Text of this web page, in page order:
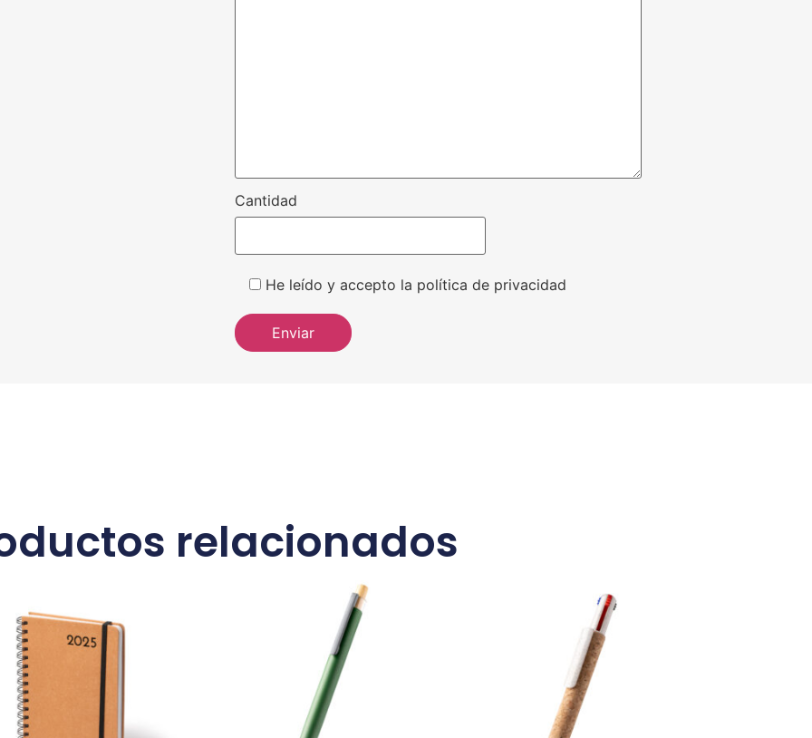
Cantidad
He leído y accepto la política de privacidad
relacionados